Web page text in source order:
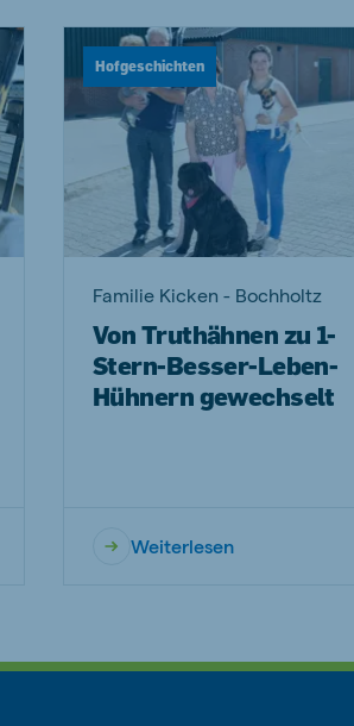
Hofgeschichten
Familie Kicken - Bochholtz
Von Truthähnen zu 1-
Stern-Besser-Leben-
Hühnern gewechselt
Weiterlesen